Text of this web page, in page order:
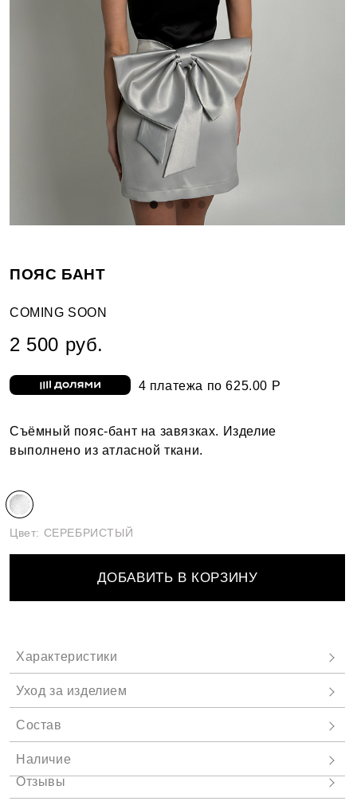
ПОЯС БАНТ
COMING SOON
2 500 руб.
4 платежа по 625.00 Р
Съёмный пояс-бант на завязках. Изделие
выполнено из атласной ткани.
Цвет: СЕРЕБРИСТЫЙ
ДОБАВИТЬ В КОРЗИНУ